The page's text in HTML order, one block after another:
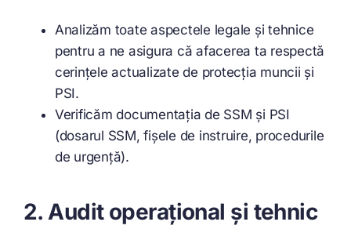
Analizăm toate aspectele legale și tehnice
pentru a ne asigura că afacerea ta respectă
cerințele actualizate de protecția muncii și
PSI.
Verificăm documentația de SSM și PSI
(dosarul SSM, fișele de instruire, procedurile
de urgență).
2. Audit operațional și tehnic